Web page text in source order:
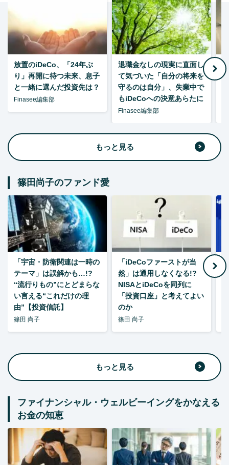
放置のiDeCo、「24年ぶ
り」再開に待つ未来、息子
と一緒に選んだ投資先は？
Finasee編集部
退職金なしの現実に直面し
て気づいた「自分の将来を
守るのは自分」、失業中で
もiDeCoへの決意あらたに
Finasee編集部
もっと見る
篠田尚子のファンド愛
「宇宙・防衛関連は一時の
テーマ」は誤解かも…!?
“流行りもの”にとどまらな
い言える“これだけの理
由”【投資信託】
篠田 尚子
「iDeCoファーストが当
然」は通用しなくなる!?
NISAとiDeCoを同列に
「投資口座」と考えてよい
のか
篠田 尚子
もっと見る
ファイナンシャル・ウェルビーイングをかなえる
お金の知恵